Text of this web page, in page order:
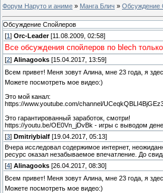
Форум Наруто и аниме » Манга Блич » Обсуждение
Обсуждение Спойлеров
[1 ] Orc-Leader[11.08.2009, 02:58]
Все обсуждения спойлеров по blech
[2] Alinagooks [15.04.2017, 13:59]
Всем привет! Меня зовут Алина, мне 23 года, я
Можете посмотреть мое видео:)
Это мой канал:
https://www.youtube.com/channel/
Это гарантированный заработок, смотри!
https://youtu.be/OE0Vn_jDvBk - игры с выводом
[3] Dmitriybialf [19.04.2017, 05:13]
Вчера исследовал содержимое интернет,
ресурс оказал незабываемое впечатление. До
[4] Alinagooks [26.04.2017, 08:30]
Всем привет! Меня зовут Алина, мне 23 года, я
Можете посмотреть мое видео:)